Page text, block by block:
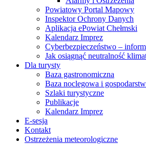
Powiatowy Portal Mapowy
Inspektor Ochrony Danych
Aplikacja ePowiat Chełmski
Kalendarz Imprez
Cyberbezpieczeństwo –
Jak osiągnąć neutralność
Dla turysty
Baza gastronomiczna
Baza noclegowa i
Szlaki turystyczne
Publikacje
Kalendarz Imprez
E-sesja
Kontakt
Ostrzeżenia meteorologiczne